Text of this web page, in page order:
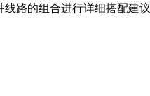
线路的组合进行详细搭配建